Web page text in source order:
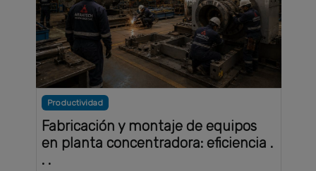
Productividad
Fabricación y montaje de equipos
en planta concentradora: eficiencia .
. .